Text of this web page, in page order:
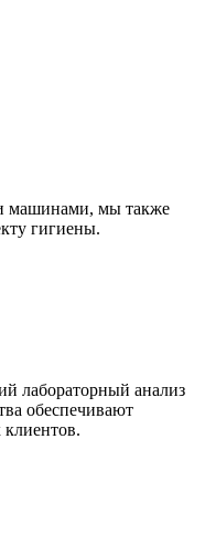
машинами, мы также
гигиены.
лабораторный анализ
обеспечивают